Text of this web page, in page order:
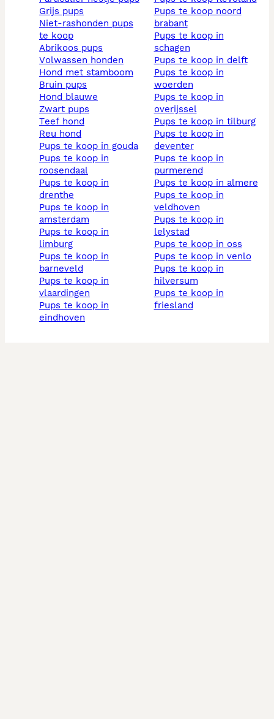
grijs pups
niet-rashonden pups
te koop
abrikoos pups
volwassen honden
hond met stamboom
bruin pups
hond blauwe
zwart pups
teef hond
reu hond
pups te koop in gouda
pups te koop in
roosendaal
pups te koop in
drenthe
pups te koop in
amsterdam
pups te koop in
limburg
pups te koop in
barneveld
pups te koop in
vlaardingen
pups te koop in
eindhoven
pups te koop noord
brabant
pups te koop in
schagen
pups te koop in delft
pups te koop in
woerden
pups te koop in
overijssel
pups te koop in tilburg
pups te koop in
deventer
pups te koop in
purmerend
pups te koop in almere
pups te koop in
veldhoven
pups te koop in
lelystad
pups te koop in oss
pups te koop in venlo
pups te koop in
hilversum
pups te koop in
friesland